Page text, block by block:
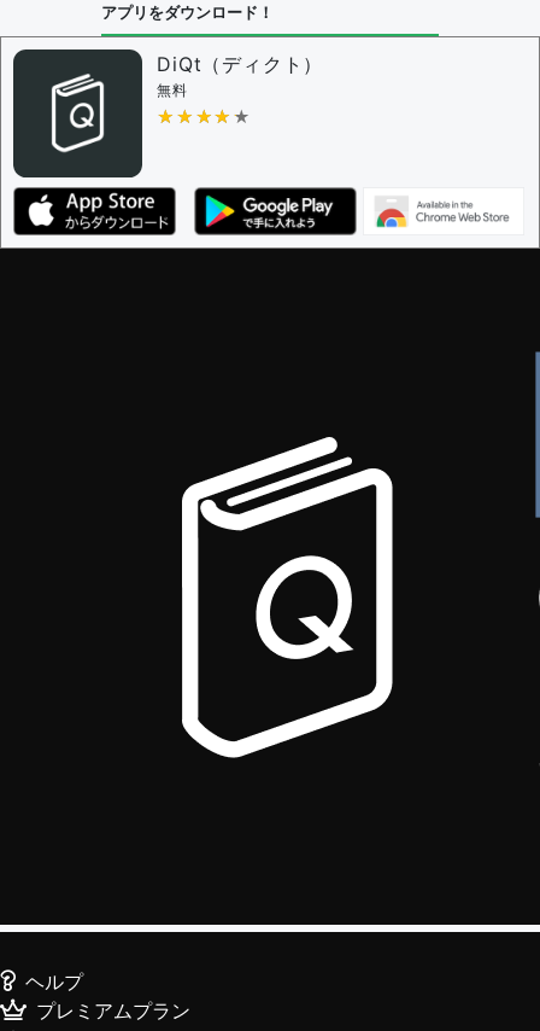
問題の編集権限を持つユーザー -すべてのユーザー
審査に対する投票権限を持つユーザー -
決定に必要な投票数 -
編集ガイドライン
アプリをダウンロード！
DiQt（ディクト）
無料
★★★★★
★★★★★
ヘルプ
プレミアムプラン